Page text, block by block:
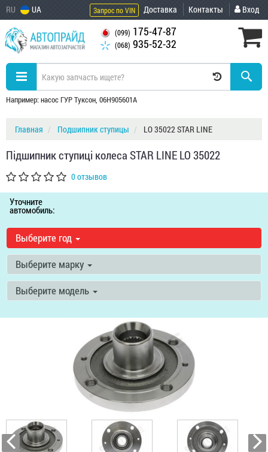
RU UA Запрос по VIN Доставка Контакты Вход
(099) 175-47-87
(068) 935-52-32
Например: насос ГУР Туксон, 06H905601A
Главная Подшипник ступицы LO 35022 STAR LINE
Пiдшипник ступицi колеса STAR LINE LO 35022
0 отзывов
Уточните
автомобиль:
Выберите год
Выберите марку
Выберите модель